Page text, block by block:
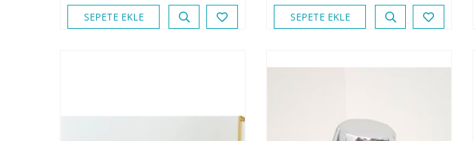
SEPETE EKLE SEPETE EKLE